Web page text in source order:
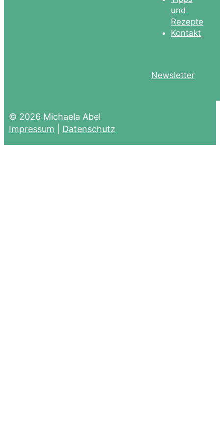
und
Rezepte
Kontakt
Newsletter
© 2026 Michaela Abel
Impressum
Datenschutz